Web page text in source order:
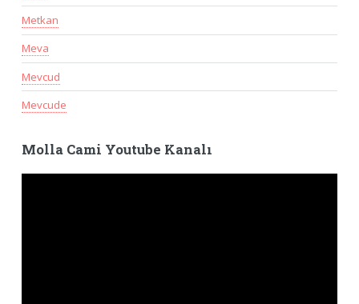
Metkan
Meva
Mevcud
Mevcude
Molla Cami Youtube Kanalı